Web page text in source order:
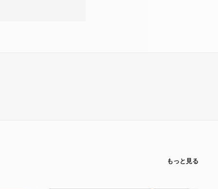
もっと見る